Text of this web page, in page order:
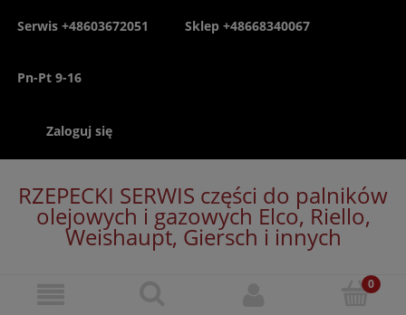
Serwis +48603672051 Sklep +48668340067
Pn-Pt 9-16
Zaloguj się
RZEPECKI SERWIS części do palników
olejowych i gazowych Elco, Riello,
Weishaupt, Giersch i innych